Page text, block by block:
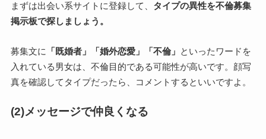
まずは出会い系サイトに登録して、 タイプの異性を不倫募集
掲示板で探しましょう。
募集文に 「既婚者」「婚外恋愛」「不倫」 といったワードを
入れている男女は、不倫目的である可能性が高いです。顔写
真を確認してタイプだったら、コメントするといいですよ。
(2)メッセージで仲良くなる